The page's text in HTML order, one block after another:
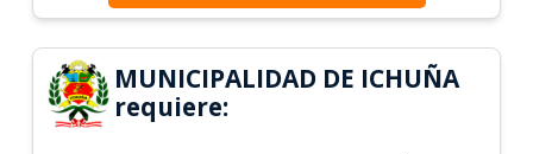
MUNICIPALIDAD DE ICHUÑA
requiere: